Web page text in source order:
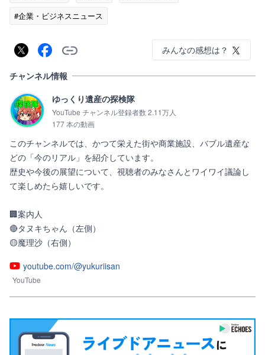
#企業・ビジネスニュース
みんなの感想は？
チャンネル情報
ゆっくり遺産の探検隊
YouTube チャンネル登録者数 2.11万人
177 本の動画
このチャンネルでは、かつて栄えた街や商業施設、バブル遺産な
どの「今のリアル」を紹介しています。
歴史や今後の展望について、視聴者のみなさんとワイワイ議論し
て楽しめたら嬉しいです。
🏢案内人
🔴タヌキちゃん（左側）
youtube.com/@yukuriisan
YouTube